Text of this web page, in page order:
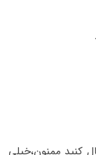
رو هم فعال کنید ممنون،خیلی